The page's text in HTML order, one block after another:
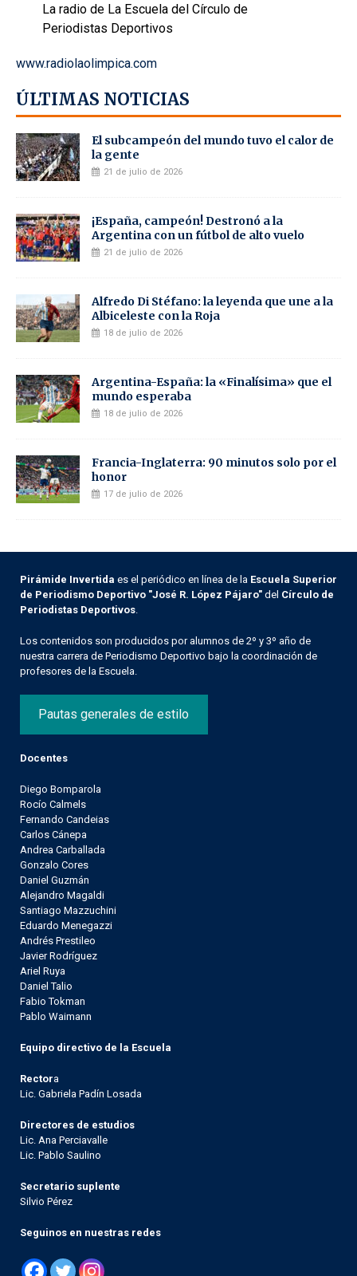
La radio de La Escuela del Círculo de
Periodistas Deportivos
www.radiolaolimpica.com
ÚLTIMAS NOTICIAS
El subcampeón del mundo tuvo el calor de
la gente
21 de julio de 2026
¡España, campeón! Destronó a la
Argentina con un fútbol de alto vuelo
21 de julio de 2026
Alfredo Di Stéfano: la leyenda que une a la
Albiceleste con la Roja
18 de julio de 2026
Argentina-España: la «Finalísima» que el
mundo esperaba
18 de julio de 2026
Francia-Inglaterra: 90 minutos solo por el
honor
17 de julio de 2026
Pirámide Invertida es el periódico en línea de la Escuela Superior
de Periodismo Deportivo "José R. López Pájaro" del Círculo de
Periodistas Deportivos.
Los contenidos son producidos por alumnos de 2º y 3º año de
nuestra carrera de Periodismo Deportivo bajo la coordinación de
profesores de la Escuela.
Pautas generales de estilo
Docentes
Diego Bomparola
Rocío Calmels
Fernando Candeias
Carlos Cánepa
Andrea Carballada
Gonzalo Cores
Daniel Guzmán
Alejandro Magaldi
Santiago Mazzuchini
Eduardo Menegazzi
Andrés Prestileo
Javier Rodríguez
Ariel Ruya
Daniel Talio
Fabio Tokman
Pablo Waimann
Equipo directivo de la Escuela
Rectora
Lic. Gabriela Padín Losada
Directores de estudios
Lic. Ana Perciavalle
Lic. Pablo Saulino
Secretario suplente
Silvio Pérez
Seguinos en nuestras redes